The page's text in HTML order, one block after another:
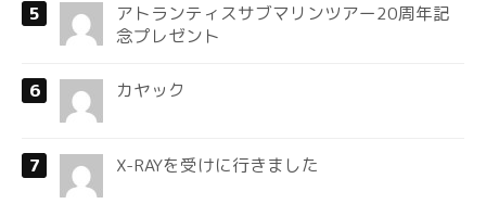
アトランティスサブマリンツアー20周年記
念プレゼント
カヤック
X-RAYを受けに行きました